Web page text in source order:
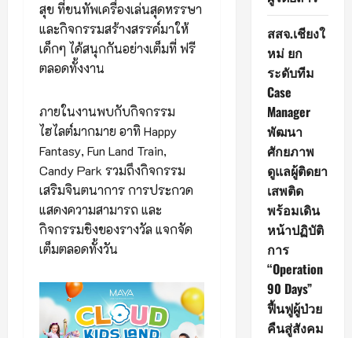
สุข ที่ขนทัพเครื่องเล่นสุดหรรษา
และกิจกรรมสร้างสรรค์มาให้
เด็กๆ ได้สนุกกันอย่างเต็มที่ ฟรี
ตลอดทั้งงาน
ภายในงานพบกับกิจกรรม
ไฮไลต์มากมาย อาทิ Happy
Fantasy, Fun Land Train,
Candy Park รวมถึงกิจกรรม
เสริมจินตนาการ การประกวด
แสดงความสามารถ และ
กิจกรรมชิงของรางวัล แจกจัด
เต็มตลอดทั้งวัน
สสจ.เชียงใ
หม่ ยก
ระดับทีม
Case
Manager
พัฒนา
ศักยภาพ
ดูแลผู้ติดยา
เสพติด
พร้อมเดิน
หน้าปฏิบัติ
การ
“Operation
90 Days”
ฟื้นฟูผู้ป่วย
คืนสู่สังคม